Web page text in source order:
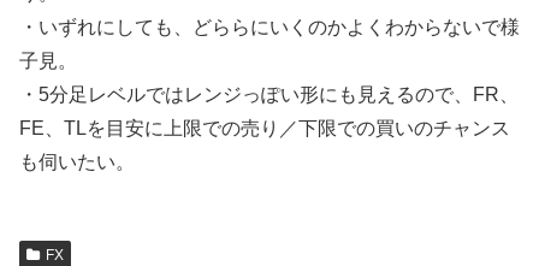
・いずれにしても、どららにいくのかよくわからないで様
子見。
・5分足レベルではレンジっぽい形にも見えるので、FR、
FE、TLを目安に上限での売り／下限での買いのチャンス
も伺いたい。
FX